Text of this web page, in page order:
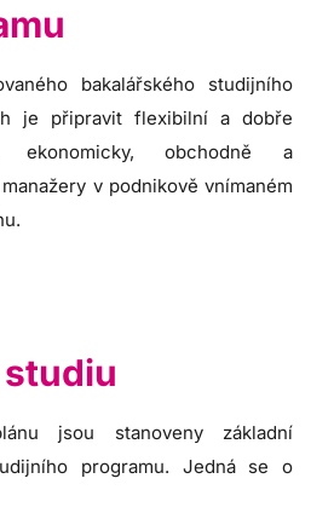
bakalářského studijního
je připravit flexibilní a dobře
ekonomicky, obchodně a
v podnikově vnímaném
jsou stanoveny základní
programu. Jedná se o